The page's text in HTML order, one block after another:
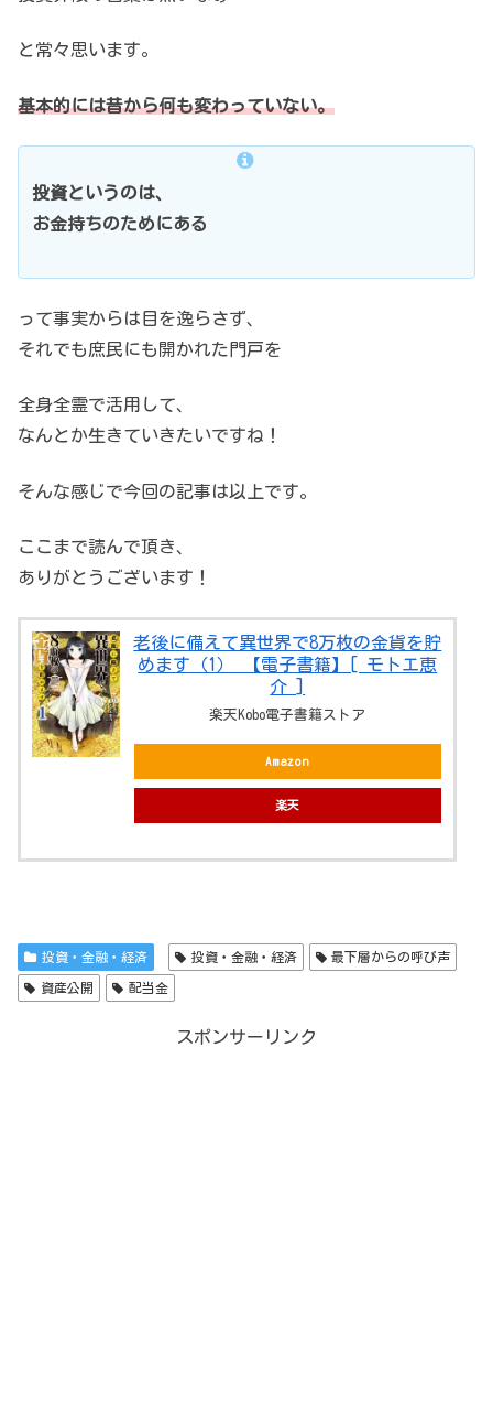
と常々思います。
基本的には昔から何も変わっていない。
投資というのは、
お金持ちのためにある
って事実からは目を逸らさず、
それでも庶民にも開かれた門戸を
全身全霊で活用して、
なんとか生きていきたいですね！
そんな感じで今回の記事は以上です。
ここまで読んで頂き、
ありがとうございます！
老後に備えて異世界で8万枚の金貨を貯
めます（1） 【電子書籍】[ モトエ恵
介 ]
楽天Kobo電子書籍ストア
Amazon
楽天
投資・金融・経済 投資・金融・経済 最下層からの呼び声
資産公開 配当金
スポンサーリンク